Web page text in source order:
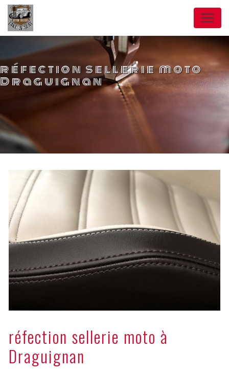
réfection sellerie moto
Draguignan
réfection sellerie moto à
Draguignan
Panneau de gestion des cookies